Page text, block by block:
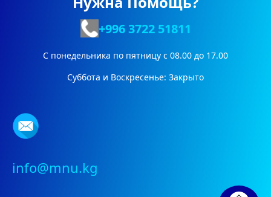
+996 372251811
С понедельника по пятницу с 08.00 до 17.00
Суббота и Воскресенье: Закрыто
info@mnu.kg